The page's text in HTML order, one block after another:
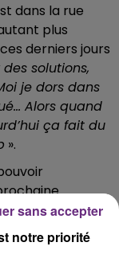
dans la rue
plus
derniers jours
solutions,
je dors dans
Alors quand
ça fait du
».
notre priorité
sans accepter